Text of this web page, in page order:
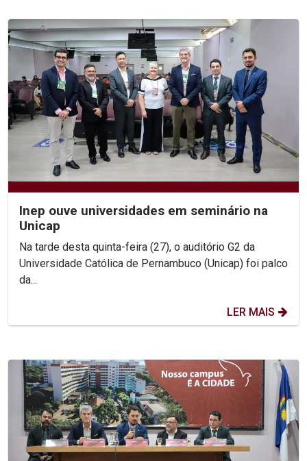
Inep ouve universidades em seminário na
Unicap
Na tarde desta quinta-feira (27), o auditório G2 da
Universidade Católica de Pernambuco (Unicap) foi palco
da...
LER MAIS